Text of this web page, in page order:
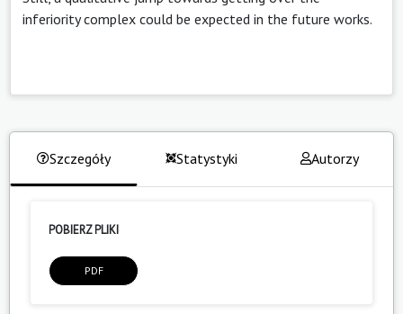
inferiority complex could be expected in the future works.
Szczegóły Statystyki Autorzy
POBIERZ PLIKI
PDF